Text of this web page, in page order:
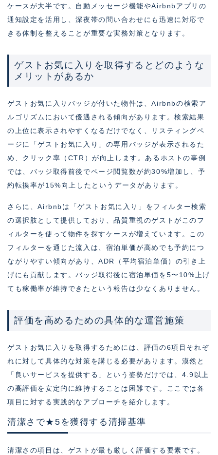
ケースが大半です。自動メッセージ機能やAirbnbアプリの
通知設定を活用し、深夜帯の問い合わせにも迅速に対応で
きる体制を整えることが重要な実務対策となります。
ゲストお気に入りを取得するとどのような
メリットがあるか
ゲストお気に入りバッジが付いた物件は、Airbnbの検索ア
ルゴリズムにおいて優遇される傾向があります。検索結果
の上位に表示されやすくなるだけでなく、リスティングペ
ージに「ゲストお気に入り」の専用バッジが表示されるた
め、クリック率（CTR）が向上します。あるホストの事例
では、バッジ取得前後でページ閲覧数が約30%増加し、予
約転換率が15%向上したというデータがあります。
さらに、Airbnbは「ゲストお気に入り」をフィルター検索
の選択肢として提供しており、品質重視のゲストがこのフ
ィルターを使って物件を探すケースが増えています。この
フィルターを通じた流入は、宿泊単価が高めでも予約につ
ながりやすい傾向があり、ADR（平均宿泊単価）の引き上
げにも貢献します。バッジ取得後に宿泊単価を5〜10%上げ
ても稼働率が維持できたという報告は少なくありません。
評価を高めるための具体的な運営施策
ゲストお気に入りを取得するためには、評価の6項目それぞ
れに対して具体的な対策を講じる必要があります。漠然と
「良いサービスを提供する」という姿勢だけでは、4.9以上
の高評価を安定的に維持することは困難です。ここでは各
項目に対する実践的なアプローチを紹介します。
清潔さで★5を獲得する清掃基準
清潔さの項目は、ゲストが最も厳しく評価する要素です。